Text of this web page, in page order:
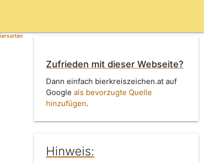
Zufrieden mit dieser Webseite?
Dann einfach bierkreiszeichen.at auf
Googleals bevorzugte Quelle
hinzufügen.
Hinweis: